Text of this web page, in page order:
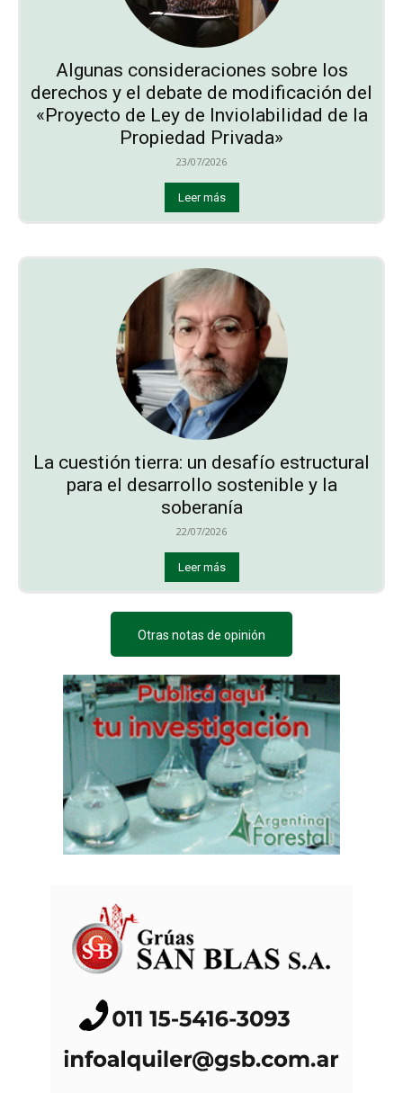
Algunas consideraciones sobre los
derechos y el debate de modificación del
«Proyecto de Ley de Inviolabilidad de la
Propiedad Privada»
23/07/2026
Leer más
La cuestión tierra: un desafío estructural
para el desarrollo sostenible y la
soberanía
22/07/2026
Leer más
Otras notas de opinión